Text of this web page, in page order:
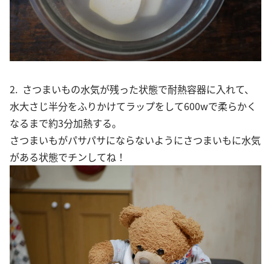
2. さつまいもの水気が残った状態で耐熱容器に入れて、
水大さじ半分をふりかけてラップをして600wで柔らかく
なるまで約3分加熱する。
さつまいもがパサパサにならないようにさつまいもに水気
がある状態でチンしてね！